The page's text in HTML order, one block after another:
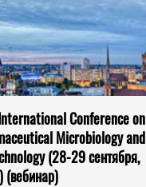
Conference on
Microbiology and
(28-29 сентября,